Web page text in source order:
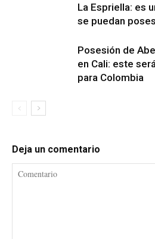
La Espriella: es
se puedan
Posesión de
en Cali: este
para Colombia
Deja un comentario